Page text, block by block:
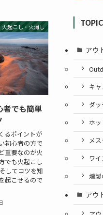
火起こし・火消し
者でも簡単
るポイントが
初心者の方で
重要なのが火
でも火起こし
してコツを知
起こせるので
アウ
キ
ダ
ホ
メ
ワ
燻
アウ